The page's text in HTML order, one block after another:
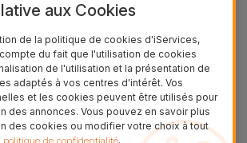
Nous maîtrisons tous
remplacement d'écran
de batterie, récupération de
du connecteur de charge ou
et bien d'autres encore.
et vos loisirs sont aussi entre
aux Cookies
de la politique de cookies d'iServices,
du fait que l'utilisation de cookies
de l'utilisation et la présentation de
adaptés à vos centres d'intérêt. Vos
et les cookies peuvent être utilisés pour
des annonces. Vous pouvez en savoir plus
des cookies ou modifier votre choix à tout
politique de confidentialité.